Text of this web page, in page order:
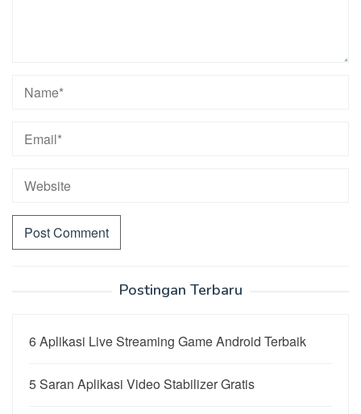
Postingan Terbaru
6 Aplikasi Live Streaming Game Android Terbaik
5 Saran Aplikasi Video Stabilizer Gratis